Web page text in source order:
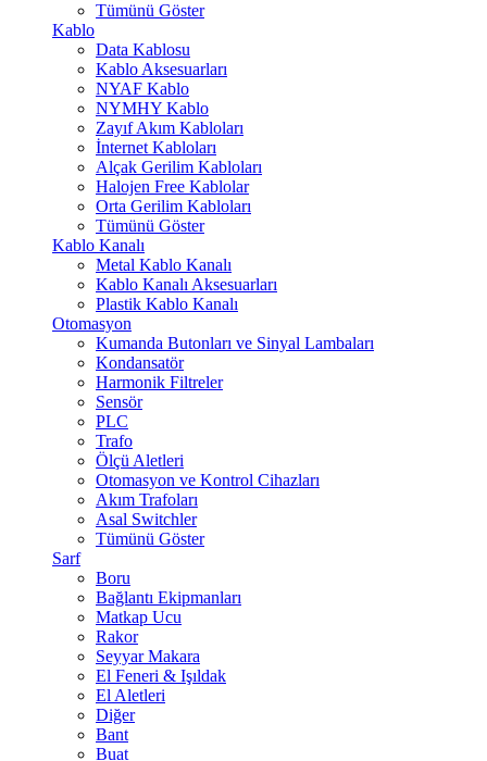
Tümünü Göster
Kablo
Data Kablosu
Kablo Aksesuarları
NYAF Kablo
NYMHY Kablo
Zayıf Akım Kabloları
İnternet Kabloları
Alçak Gerilim Kabloları
Halojen Free Kablolar
Orta Gerilim Kabloları
Tümünü Göster
Kablo Kanalı
Metal Kablo Kanalı
Kablo Kanalı Aksesuarları
Plastik Kablo Kanalı
Otomasyon
Kumanda Butonları ve Sinyal Lambaları
Kondansatör
Harmonik Filtreler
Sensör
PLC
Trafo
Ölçü Aletleri
Otomasyon ve Kontrol Cihazları
Akım Trafoları
Asal Switchler
Tümünü Göster
Sarf
Boru
Bağlantı Ekipmanları
Matkap Ucu
Rakor
Seyyar Makara
El Feneri & Işıldak
El Aletleri
Diğer
Bant
Buat